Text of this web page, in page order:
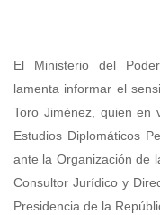
El Ministerio del
lamenta informar el
Toro Jiménez, quien en
Estudios Diplomáticos
ante la Organización de
Consultor Jurídico y
Presidencia de la